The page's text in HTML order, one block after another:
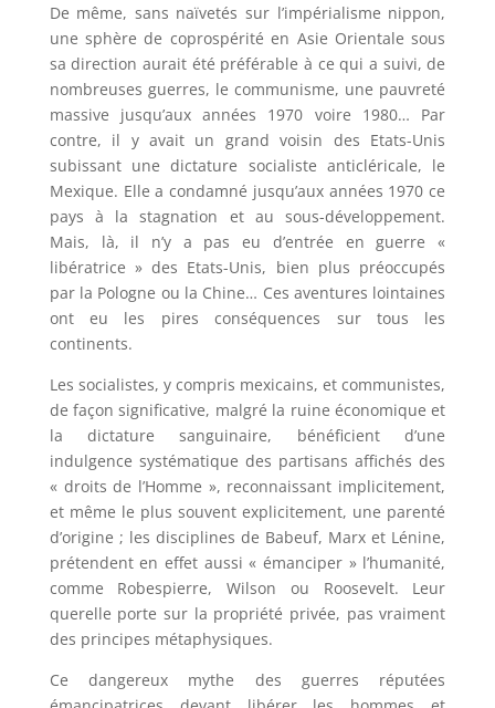
De même, sans naïvetés sur l’impérialisme nippon,
une sphère de coprospérité en Asie Orientale sous
sa direction aurait été préférable à ce qui a suivi, de
nombreuses guerres, le communisme, une pauvreté
massive jusqu’aux années 1970 voire 1980… Par
contre, il y avait un grand voisin des Etats-Unis
subissant une dictature socialiste anticléricale, le
Mexique. Elle a condamné jusqu’aux années 1970 ce
pays à la stagnation et au sous-développement.
Mais, là, il n’y a pas eu d’entrée en guerre «
libératrice » des Etats-Unis, bien plus préoccupés
par la Pologne ou la Chine… Ces aventures lointaines
ont eu les pires conséquences sur tous les
continents.
Les socialistes, y compris mexicains, et communistes,
de façon significative, malgré la ruine économique et
la dictature sanguinaire, bénéficient d’une
indulgence systématique des partisans affichés des
« droits de l’Homme », reconnaissant implicitement,
et même le plus souvent explicitement, une parenté
d’origine ; les disciplines de Babeuf, Marx et Lénine,
prétendent en effet aussi « émanciper » l’humanité,
comme Robespierre, Wilson ou Roosevelt. Leur
querelle porte sur la propriété privée, pas vraiment
des principes métaphysiques.
Ce dangereux mythe des guerres réputées